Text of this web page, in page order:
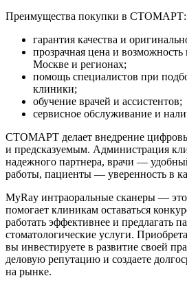
Преимущества покупки в СТОМАРТ:
гарантия качества и
прозрачная цена и возможность
Москве и регионах;
помощь специалистов при
клиники;
обучение врачей и ассистентов;
сервисное обслуживание и
СТОМАРТ делает внедрение
и предсказуемым. Администрация
надежного партнера, врачи —
работы, пациенты — уверенность в
MyRay интраоральные сканеры — это
помогает клиникам оставаться
работать эффективнее и предлагать
стоматологические услуги.
вы инвестируете в развитие своей
деловую репутацию и создаете
на рынке.